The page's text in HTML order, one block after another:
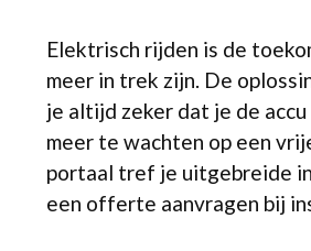
Elektrisch rijden is de
meer in trek zijn. De
je altijd zeker dat je de
meer te wachten op een
portaal tref je uitgebreide
een offerte aanvragen bij